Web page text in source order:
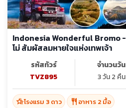
Indonesia Wonderful Bromo - แพ็คเกจทัวร์ส่วนตัวโบร
โม่ สัมผัสลมหายใจแห่งเทพเจ้า
รหัสทัวร์
TVZ895
จำนวนวัน
3 วัน 2 คืน
hotel_classโรงแรม 3 ดาว restaurant อาหาร 2 มื้อ